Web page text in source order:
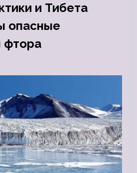
и Тибета
опасные
фтора